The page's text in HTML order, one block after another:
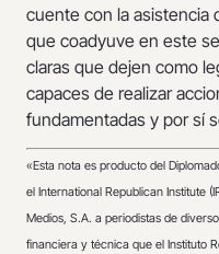
cuente con la asistencia
que coadyuve en este
claras que dejen como
capaces de realizar
fundamentadas y por sí
«Esta nota es producto del
el International Republican Institute
Medios, S.A. a periodistas de
financiera y técnica que el Instituto